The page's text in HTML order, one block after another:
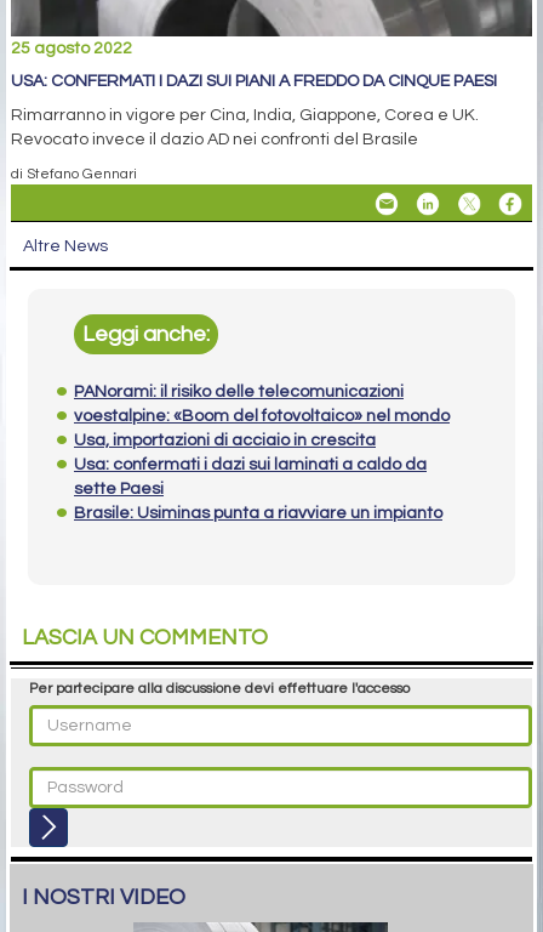
25 agosto 2022
USA: CONFERMATI I DAZI SUI PIANI A FREDDO DA CINQUE PAESI
Rimarranno in vigore per Cina, India, Giappone, Corea e UK.
Revocato invece il dazio AD nei confronti del Brasile
di Stefano Gennari
Altre News
Leggi anche:
PANorami: il risiko delle telecomunicazioni
voestalpine: «Boom del fotovoltaico» nel mondo
Usa, importazioni di acciaio in crescita
Usa: confermati i dazi sui laminati a caldo da
sette Paesi
Brasile: Usiminas punta a riavviare un impianto
LASCIA UN COMMENTO
Per partecipare alla discussione devi effettuare l'accesso
I NOSTRI VIDEO